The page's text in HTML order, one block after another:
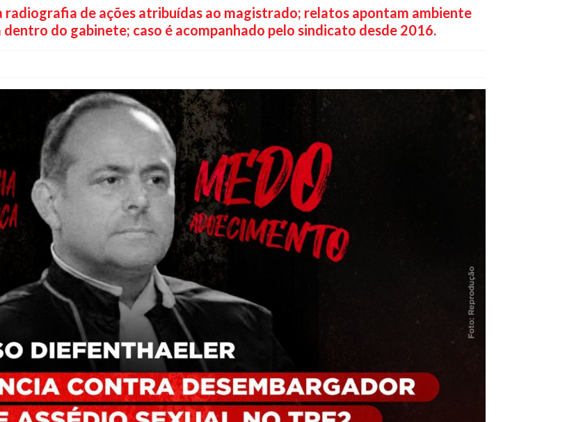
radiografia de ações atribuídas ao magistrado; relatos apontam ambiente
do gabinete; caso é acompanhado pelo sindicato desde 2016.